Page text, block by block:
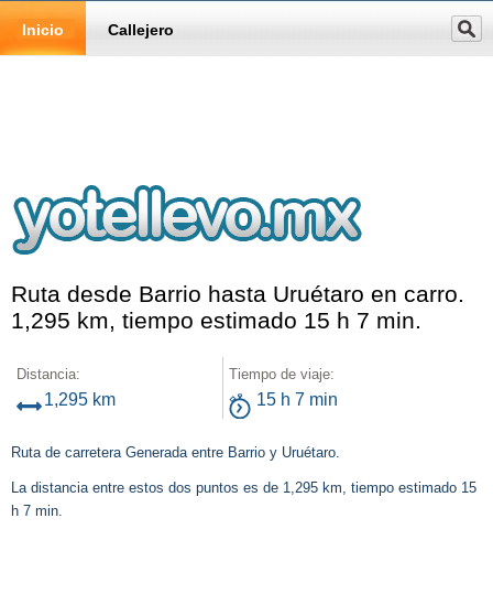
Inicio Callejero
Ruta desde Barrio hasta Uruétaro en carro.
1,295 km, tiempo estimado 15 h 7 min.
Distancia:
1,295 km
Tiempo de viaje:
15 h 7 min
Ruta de carretera Generada entre Barrio y Uruétaro.
La distancia entre estos dos puntos es de 1,295 km, tiempo estimado 15
h 7 min.